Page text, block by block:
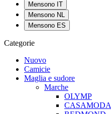
Mensono IT
Mensono NL
Mensono ES
Categorie
Nuovo
Camicie
Maglia e sudore
Marche
OLYMP
CASAMODA